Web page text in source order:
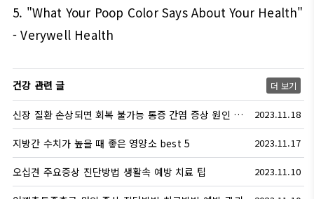
5. "What Your Poop Color Says About Your Health"
- Verywell Health
건강 관련 글 더 보기
신장 질환 손상되면 회복 불가능 통증 간염 증상 원인 치료 예방 방법 2023.11.18
지방간 수치가 높을 때 좋은 영양소 best 5 2023.11.17
오십견 주요증상 진단방법 생활속 예방 치료 팁 2023.11.10